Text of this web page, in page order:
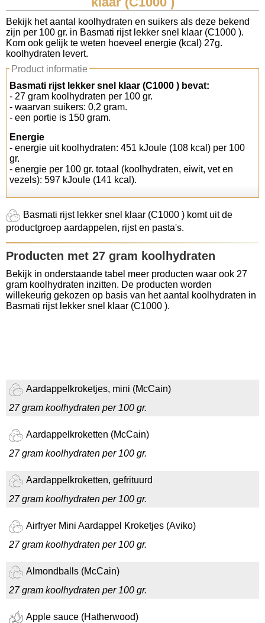
Koolhydraten tellen
Links
Bekijk het aantal koolhydraten en suikers als deze bekend
zijn per 100 gr. in Basmati rijst lekker snel klaar (C1000 ).
Kom ook gelijk te weten hoeveel energie (kcal) 27g.
koolhydraten levert.
Product informatie
Basmati rijst lekker snel klaar (C1000 ) bevat:
- 27 gram koolhydraten per 100 gr.
- waarvan suikers: 0,2 gram.
- een portie is 150 gram.
Energie
- energie uit koolhydraten: 451 kJoule (108 kcal) per 100
gr.
- energie per 100 gr. totaal (koolhydraten, eiwit, vet en
vezels): 597 kJoule (141 kcal).
Basmati rijst lekker snel klaar (C1000 ) komt uit de
productgroep aardappelen, rijst en pasta's.
Producten met 27 gram koolhydraten
Bekijk in onderstaande tabel meer producten waar ook 27
gram koolhydraten inzitten. De producten worden
willekeurig gekozen op basis van het aantal koolhydraten in
Basmati rijst lekker snel klaar (C1000 ).
Aardappelkroketjes, mini (McCain)
27 gram koolhydraten per 100 gr.
Aardappelkroketten (McCain)
27 gram koolhydraten per 100 gr.
Aardappelkroketten, gefrituurd
27 gram koolhydraten per 100 gr.
Airfryer Mini Aardappel Kroketjes (Aviko)
27 gram koolhydraten per 100 gr.
Almondballs (McCain)
27 gram koolhydraten per 100 gr.
Apple sauce (Hatherwood)